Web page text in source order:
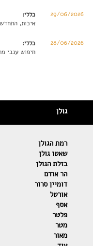
29/06/2026
כללי:
איכות,
28/06/2026
כללי:
חיפוש ענבי
גולן
רמת הגולן
שאטו גולן
בזלת הגולן
הר אודם
דומיין סרור
אורטל
אסף
פלטר
מטר
מאור